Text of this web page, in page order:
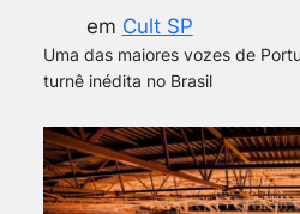
em Cult SP
Uma das maiores vozes de
turnê inédita no Brasil